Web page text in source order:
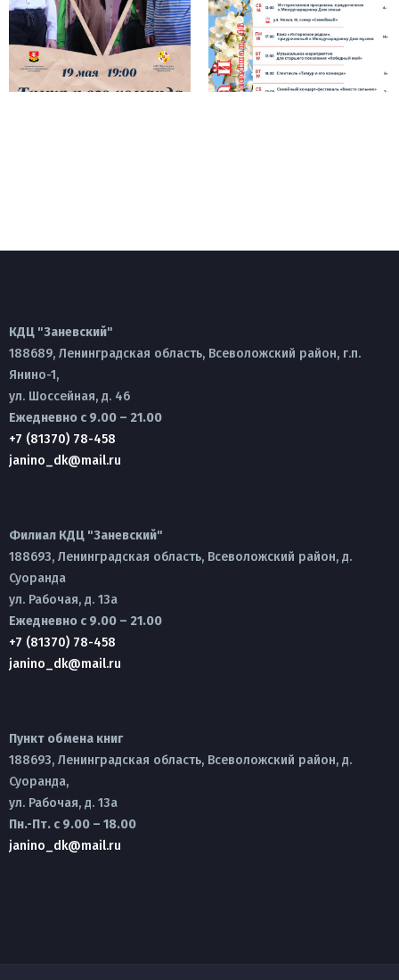
КДЦ "Заневский"
188689, Ленинградская область, Всеволожский район, г.п.
Янино-1,
ул. Шоссейная, д. 46
Ежедневно с 9.00 – 21.00
+7 (81370) 78-458
janino_dk@mail.ru
Филиал КДЦ "Заневский"
188693, Ленинградская область, Всеволожский район, д.
Суоранда
ул. Рабочая, д. 13а
Ежедневно с 9.00 – 21.00
+7 (81370) 78-458
janino_dk@mail.ru
Пункт обмена книг
188693, Ленинградская область, Всеволожский район, д.
Суоранда,
ул. Рабочая, д. 13а
Пн.-Пт. с 9.00 – 18.00
janino_dk@mail.ru